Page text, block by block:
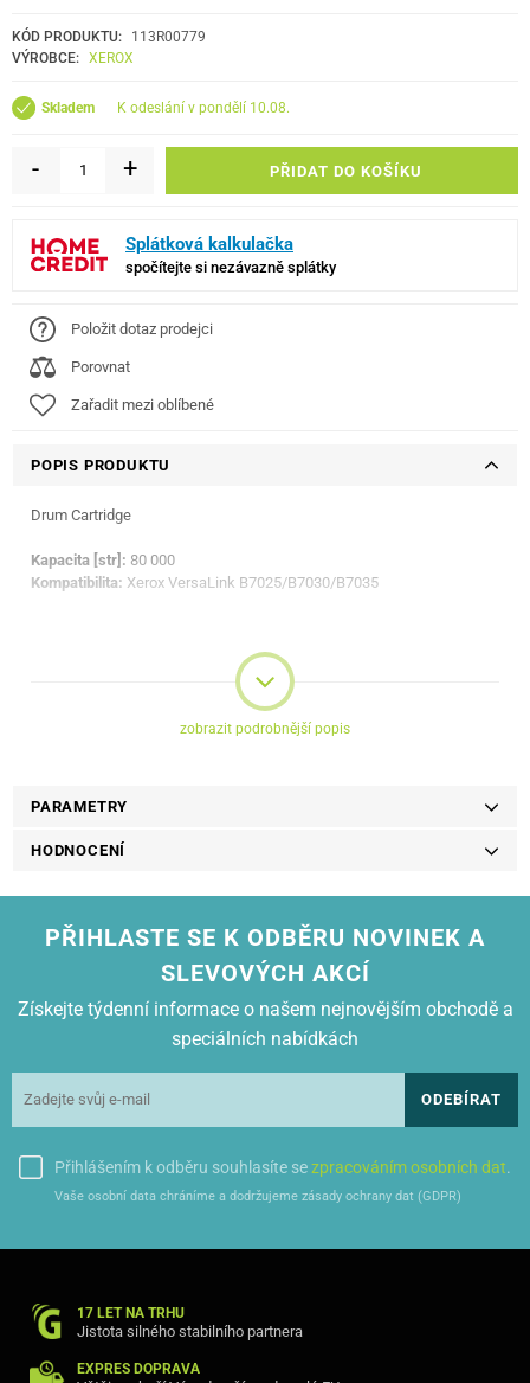
KÓD PRODUKTU:
113R00779
VÝROBCE: XEROX
Skladem k odeslání v pondělí 10.08.
- + PŘIDAT DO KOŠÍKU
Splátková kalkulačka
spočítejte si nezávazně splátky
Položit dotaz prodejci
Porovnat
Zařadit mezi oblíbené
POPIS PRODUKTU
Drum Cartridge
Kapacita [str]: 80 000
Kompatibilita: Xerox VersaLink B7025/B7030/B7035
zobrazit podrobnější popis
PARAMETRY
HODNOCENÍ
PŘIHLASTE SE K ODBĚRU NOVINEK A
SLEVOVÝCH AKCÍ
Získejte týdenní informace o našem nejnovějším obchodě a
speciálních nabídkách
ODEBÍRAT
Přihlášením k odběru souhlasíte sezpracováním osobních dat.
Vaše osobní data chráníme a dodržujeme zásady ochrany dat (GDPR)
17 LET NA TRHU
Jistota silného stabilního partnera
EXPRES DOPRAVA